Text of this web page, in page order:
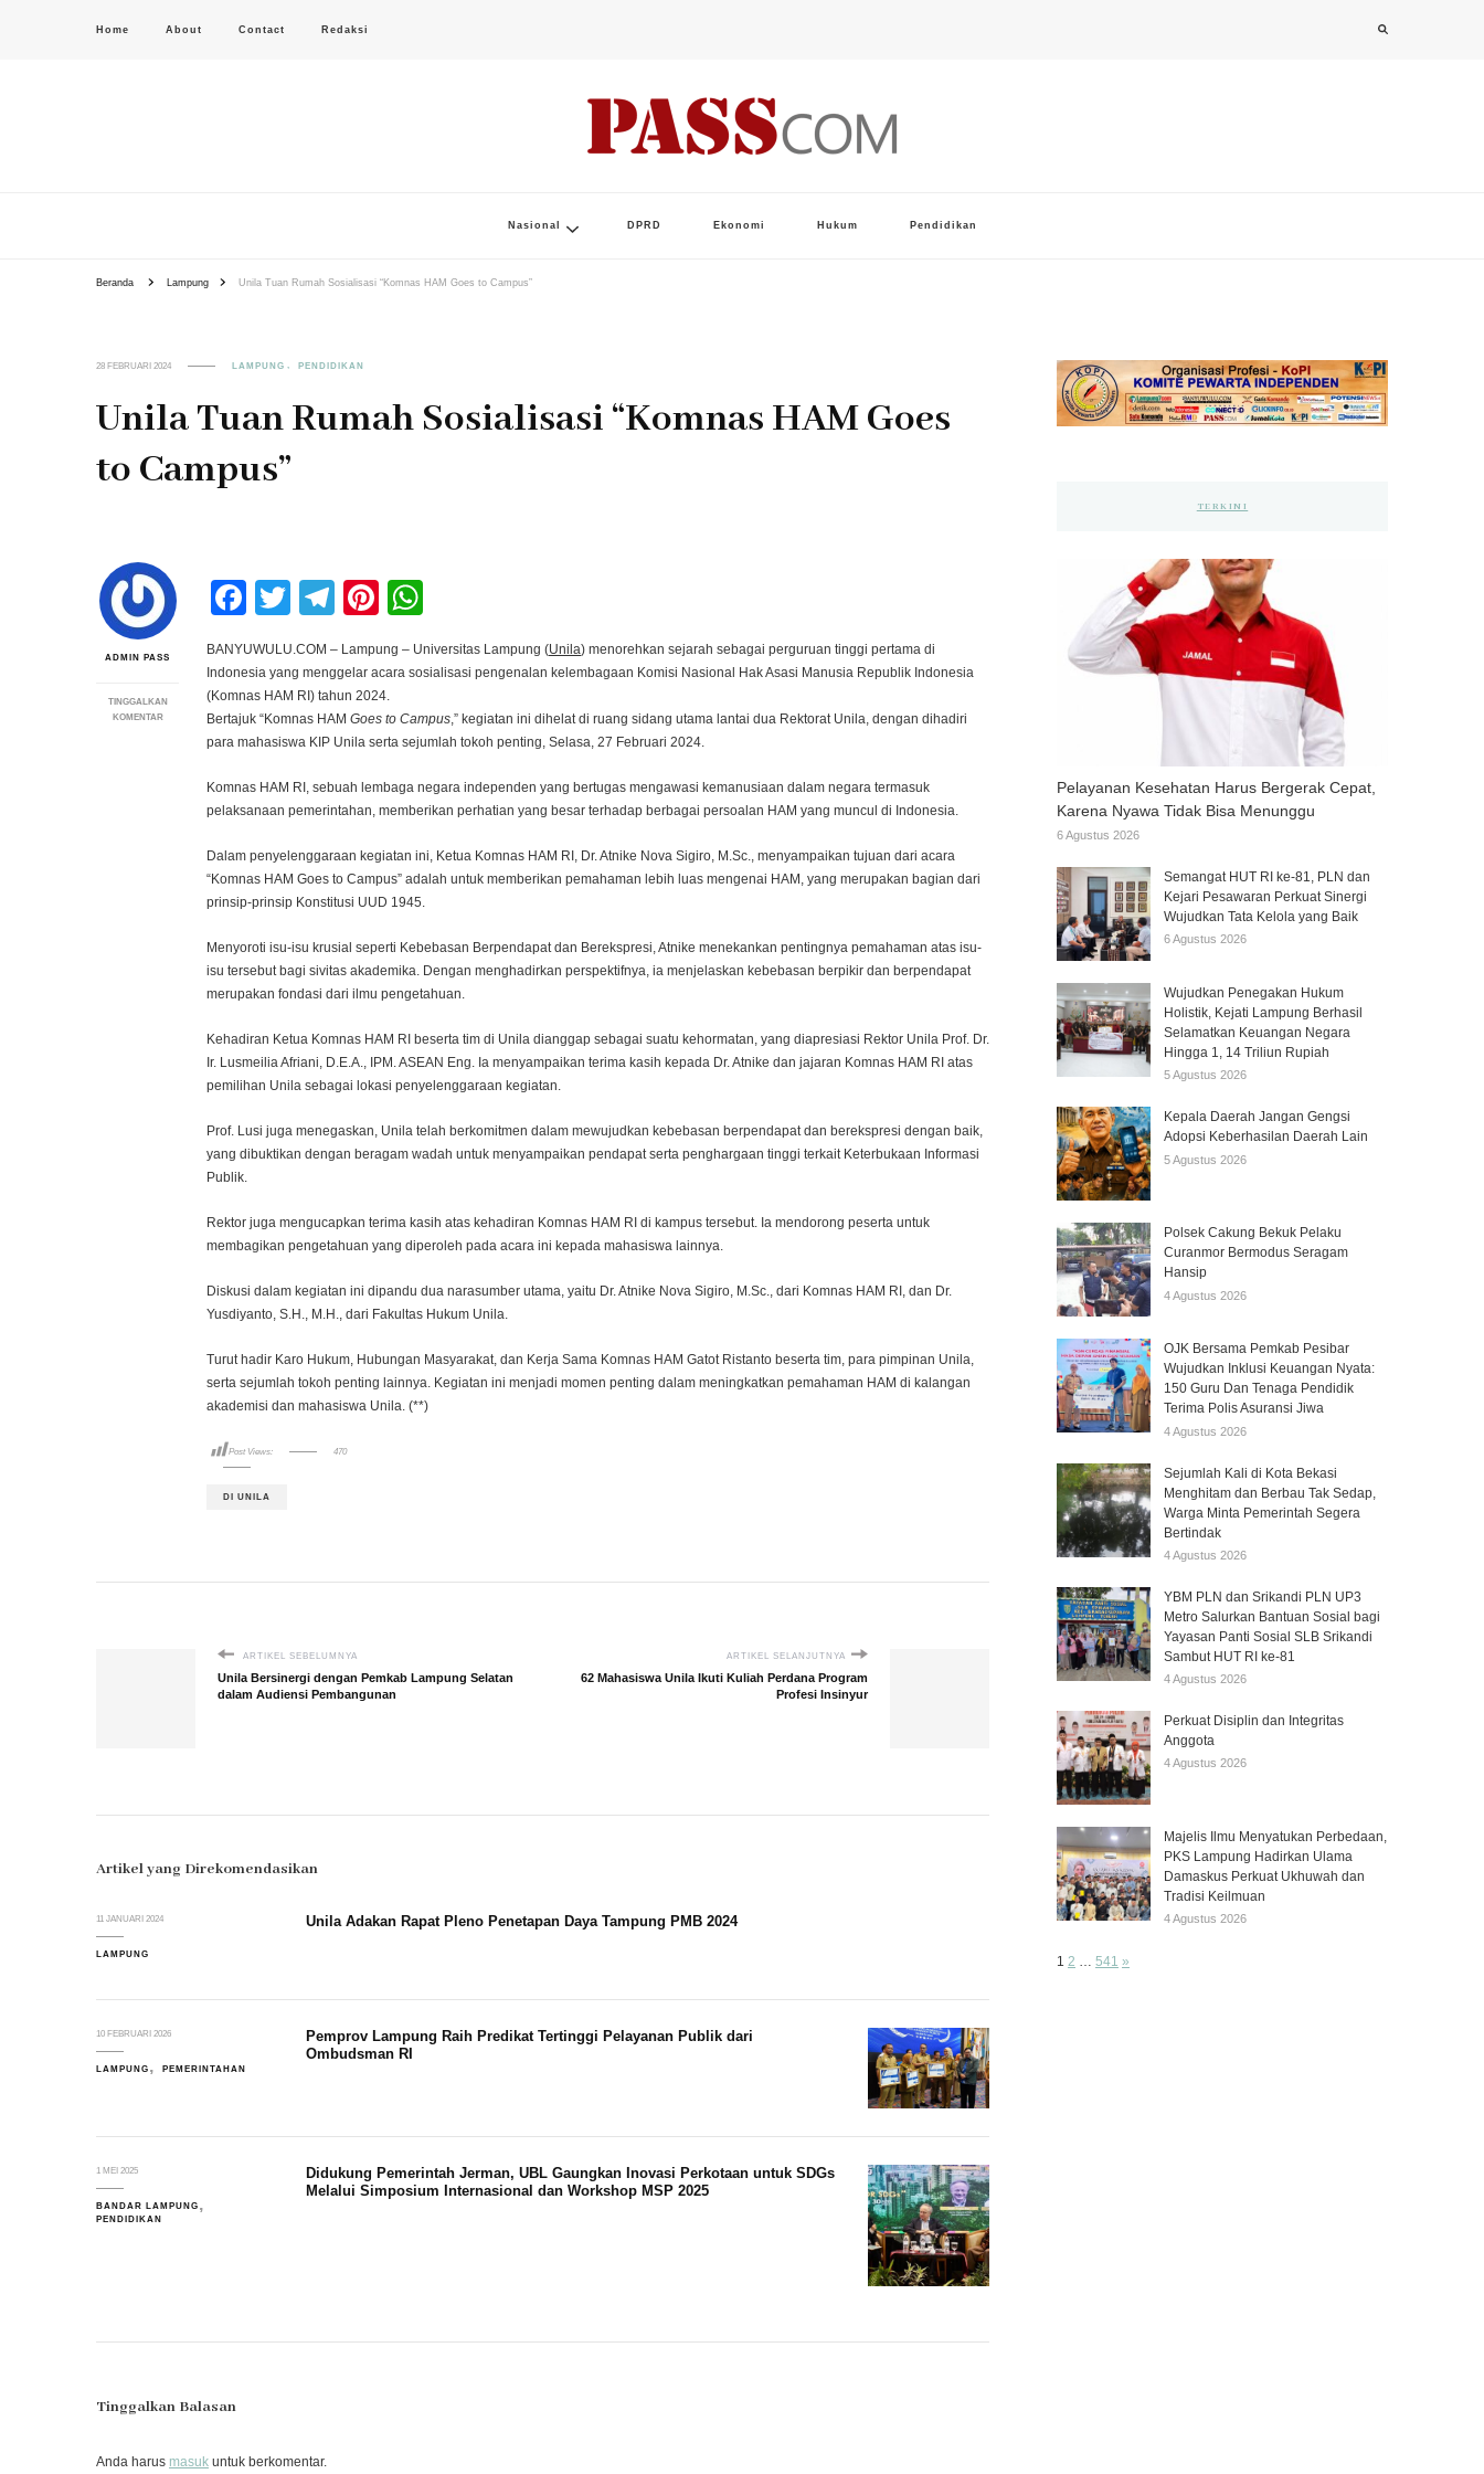
Home About Contact Redaksi
Nasional DPRD Ekonomi Hukum Pendidikan
Beranda Lampung Unila Tuan Rumah Sosialisasi “Komnas HAM Goes to Campus”
28 FEBRUARI 2024 LAMPUNG PENDIDIKAN
Unila Tuan Rumah Sosialisasi “Komnas HAM Goes
to Campus”
ADMIN PASS
TINGGALKAN
KOMENTARPADA
Facebook
TwitterTelegram
Pinterest
BANYUWULU.COM – Lampung – Universitas Lampung (Unila) menorehkan sejarah sebagai perguruan tinggi pertama di
Indonesia yang menggelar acara sosialisasi pengenalan kelembagaan Komisi Nasional Hak Asasi Manusia Republik Indonesia
(Komnas HAM RI) tahun 2024.
Bertajuk “Komnas HAM Goes to Campus,” kegiatan ini dihelat di ruang sidang utama lantai dua Rektorat Unila, dengan dihadiri
para mahasiswa KIP Unila serta sejumlah tokoh penting, Selasa, 27 Februari 2024.
Komnas HAM RI, sebuah lembaga negara independen yang bertugas mengawasi kemanusiaan dalam negara termasuk
pelaksanaan pemerintahan, memberikan perhatian yang besar terhadap berbagai persoalan HAM yang muncul di Indonesia.
Dalam penyelenggaraan kegiatan ini, Ketua Komnas HAM RI, Dr. Atnike Nova Sigiro, M.Sc., menyampaikan tujuan dari acara
“Komnas HAM Goes to Campus” adalah untuk memberikan pemahaman lebih luas mengenai HAM, yang merupakan bagian dari
prinsip-prinsip Konstitusi UUD 1945.
Menyoroti isu-isu krusial seperti Kebebasan Berpendapat dan Berekspresi, Atnike menekankan pentingnya pemahaman atas isu-
isu tersebut bagi sivitas akademika. Dengan menghadirkan perspektifnya, ia menjelaskan kebebasan berpikir dan berpendapat
merupakan fondasi dari ilmu pengetahuan.
Kehadiran Ketua Komnas HAM RI beserta tim di Unila dianggap sebagai suatu kehormatan, yang diapresiasi Rektor Unila Prof. Dr.
Ir. Lusmeilia Afriani, D.E.A., IPM. ASEAN Eng. Ia menyampaikan terima kasih kepada Dr. Atnike dan jajaran Komnas HAM RI atas
pemilihan Unila sebagai lokasi penyelenggaraan kegiatan.
Prof. Lusi juga menegaskan, Unila telah berkomitmen dalam mewujudkan kebebasan berpendapat dan berekspresi dengan baik,
yang dibuktikan dengan beragam wadah untuk menyampaikan pendapat serta penghargaan tinggi terkait Keterbukaan Informasi
Publik.
Rektor juga mengucapkan terima kasih atas kehadiran Komnas HAM RI di kampus tersebut. Ia mendorong peserta untuk
membagikan pengetahuan yang diperoleh pada acara ini kepada mahasiswa lainnya.
Diskusi dalam kegiatan ini dipandu dua narasumber utama, yaitu Dr. Atnike Nova Sigiro, M.Sc., dari Komnas HAM RI, dan Dr.
Yusdiyanto, S.H., M.H., dari Fakultas Hukum Unila.
Turut hadir Karo Hukum, Hubungan Masyarakat, dan Kerja Sama Komnas HAM Gatot Ristanto beserta tim, para pimpinan Unila,
serta sejumlah tokoh penting lainnya. Kegiatan ini menjadi momen penting dalam meningkatkan pemahaman HAM di kalangan
akademisi dan mahasiswa Unila. (**)
Post Views: 470
DI UNILA
ARTIKEL SEBELUMNYA
Unila Bersinergi dengan Pemkab Lampung Selatan
dalam Audiensi Pembangunan
ARTIKEL SELANJUTNYA
62 Mahasiswa Unila Ikuti Kuliah Perdana Program
Profesi Insinyur
Artikel yang Direkomendasikan
11 JANUARI 2024
LAMPUNG
Unila Adakan Rapat Pleno Penetapan Daya Tampung PMB 2024
10 FEBRUARI 2026
LAMPUNG PEMERINTAHAN
Pemprov Lampung Raih Predikat Tertinggi Pelayanan Publik dari
Ombudsman RI
1 MEI 2025
BANDAR LAMPUNG
PENDIDIKAN
Didukung Pemerintah Jerman, UBL Gaungkan Inovasi Perkotaan untuk SDGs
Melalui Simposium Internasional dan Workshop MSP 2025
Tinggalkan Balasan
Anda harus masuk untuk berkomentar.
TERKINI
Pelayanan Kesehatan Harus Bergerak Cepat,
Karena Nyawa Tidak Bisa Menunggu
6 Agustus 2026
Semangat HUT RI ke-81, PLN dan
Kejari Pesawaran Perkuat Sinergi
Wujudkan Tata Kelola yang Baik
6 Agustus 2026
Wujudkan Penegakan Hukum
Holistik, Kejati Lampung Berhasil
Selamatkan Keuangan Negara
Hingga 1, 14 Triliun Rupiah
5 Agustus 2026
Kepala Daerah Jangan Gengsi
Adopsi Keberhasilan Daerah Lain
5 Agustus 2026
Polsek Cakung Bekuk Pelaku
Curanmor Bermodus Seragam
Hansip
4 Agustus 2026
OJK Bersama Pemkab Pesibar
Wujudkan Inklusi Keuangan Nyata:
150 Guru Dan Tenaga Pendidik
Terima Polis Asuransi Jiwa
4 Agustus 2026
Sejumlah Kali di Kota Bekasi
Menghitam dan Berbau Tak Sedap,
Warga Minta Pemerintah Segera
Bertindak
4 Agustus 2026
YBM PLN dan Srikandi PLN UP3
Metro Salurkan Bantuan Sosial bagi
Yayasan Panti Sosial SLB Srikandi
Sambut HUT RI ke-81
4 Agustus 2026
Perkuat Disiplin dan Integritas
Anggota
4 Agustus 2026
Majelis Ilmu Menyatukan Perbedaan,
PKS Lampung Hadirkan Ulama
Damaskus Perkuat Ukhuwah dan
Tradisi Keilmuan
4 Agustus 2026
Page:
1 2 … 541 Next
»